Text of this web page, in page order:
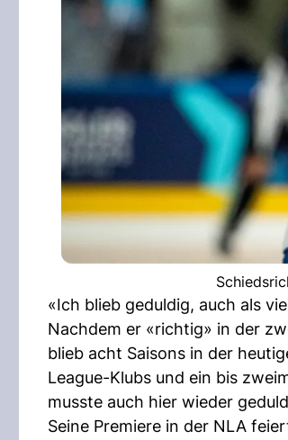
«Ich blieb geduldig, auch als
Nachdem er «richtig» in der
blieb acht Saisons in der
League-Klubs und ein bis
musste auch hier wieder
Seine Premiere in der NLA